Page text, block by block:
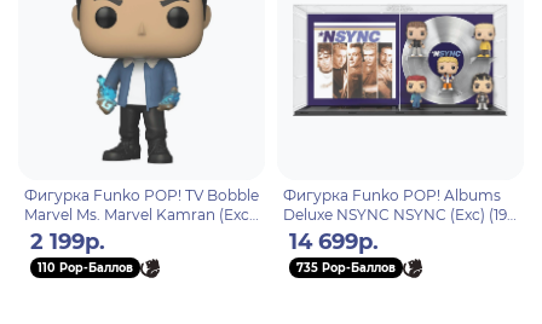
Фигурка Funko POP! TV Bobble
Marvel Ms. Marvel Kamran (Exc)
(1108) 66447
2 199р.
110 Pop-Баллов
Фигурка Funko POP! Albums
Deluxe NSYNC NSYNC (Exc) (19)
60994
14 699р.
735 Pop-Баллов